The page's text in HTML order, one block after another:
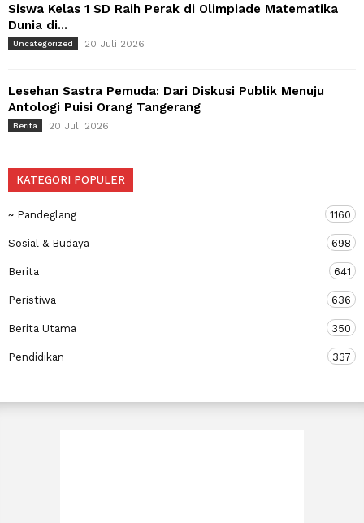
Siswa Kelas 1 SD Raih Perak di Olimpiade Matematika
Dunia di...
Uncategorized 20 Juli 2026
Lesehan Sastra Pemuda: Dari Diskusi Publik Menuju
Antologi Puisi Orang Tangerang
Berita 20 Juli 2026
KATEGORI POPULER
~ Pandeglang 1160
Sosial & Budaya 698
Berita 641
Peristiwa 636
Berita Utama 350
Pendidikan 337